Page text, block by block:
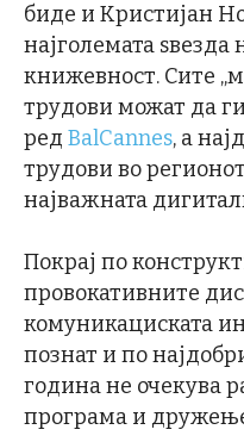
биде и Кристијан
најголемата ѕвезда
книжевност. Сите
трудови можат да
ред BalCannes, а
трудови во
најважната
Покрај по
провокативните
комуникациската
познат и по
година не очекува
програма и